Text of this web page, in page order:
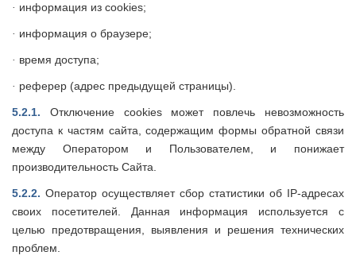
· информация из cookies;
· информация о браузере;
· время доступа;
· реферер (адрес предыдущей страницы).
5.2.1.
Отключение cookies может повлечь невозможность
доступа к частям сайта, содержащим формы обратной связи
между Оператором и Пользователем, и понижает
производительность Сайта.
5.2.2. Оператор осуществляет сбор статистики об IP-адресах
своих посетителей. Данная информация используется с
целью предотвращения, выявления и решения технических
проблем.